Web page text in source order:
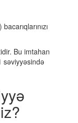
Bu imtahan
səviyyəsində